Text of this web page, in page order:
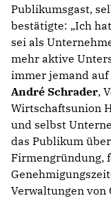
Publikumsgast,
bestätigte: „Ich
sei als
mehr aktive
immer jemand auf
André Schrader,
Wirtschaftsunion
und selbst
das Publikum
Firmengründung,
Verwaltungen von